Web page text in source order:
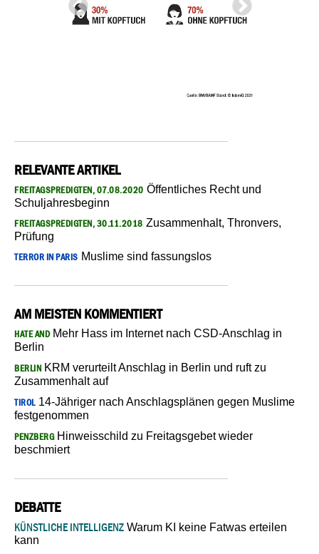
RELEVANTE ARTIKEL
FREITAGSPREDIGTEN, 07.08.2020 Öffentliches Recht und
Schuljahresbeginn
FREITAGSPREDIGTEN, 30.11.2018 Zusammenhalt, Thronvers,
Prüfung
TERROR IN PARIS Muslime sind fassungslos
AM MEISTEN KOMMENTIERT
HATE ANDMehr Hass im Internet nach CSD-Anschlag in
Berlin
BERLIN KRM verurteilt Anschlag in Berlin und ruft zu
Zusammenhalt auf
TIROL14-Jähriger nach Anschlagsplänen gegen Muslime
festgenommen
PENZBERGHinweisschild zu Freitagsgebet wieder
beschmiert
DEBATTE
KÜNSTLICHE INTELLIGENZ Warum KI keine Fatwas erteilen
kann